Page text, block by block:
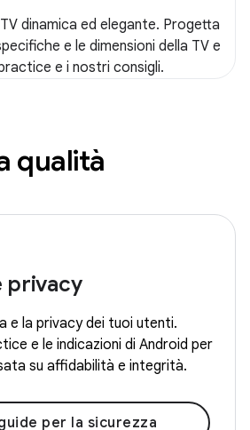
dinamica ed elegante. Progetta
e le dimensioni della TV e
e i nostri consigli.
qualità
privacy
e la privacy dei tuoi utenti.
e le indicazioni di Android per
su affidabilità e integrità.
per la sicurezza